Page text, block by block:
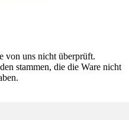
von uns nicht überprüft.
stammen, die die Ware nicht